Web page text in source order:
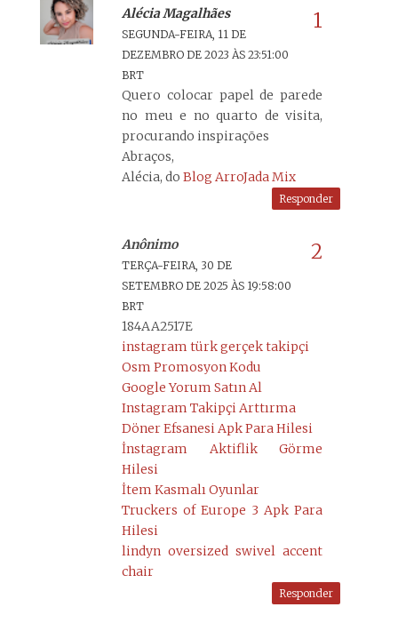
Alécia Magalhães
SEGUNDA-FEIRA, 11 DE
DEZEMBRO DE 2023 ÀS 23:51:00
BRT
Quero colocar papel de parede
no meu e no quarto de visita,
procurando inspirações
Abraços,
Alécia, do Blog ArroJada Mix
Responder
Anônimo
TERÇA-FEIRA, 30 DE
SETEMBRO DE 2025 ÀS 19:58:00
BRT
184AA2517E
instagram türk gerçek takipçi
Osm Promosyon Kodu
Google Yorum Satın Al
Instagram Takipçi Arttırma
Döner Efsanesi Apk Para Hilesi
İnstagram Aktiflik Görme
Hilesi
İtem Kasmalı Oyunlar
Truckers of Europe 3 Apk Para
Hilesi
lindyn oversized swivel accent
chair
Responder